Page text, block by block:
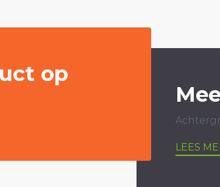
op
LEES